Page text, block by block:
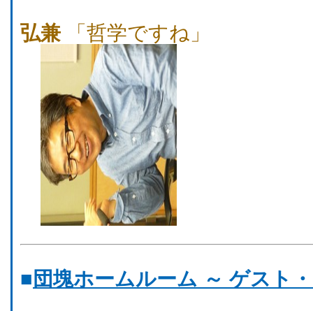
弘兼 「哲学ですね」
■ 団塊ホームルーム ～ ゲスト